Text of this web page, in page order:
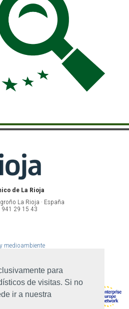
para
de visitas. Si no
ir a nuestra
de La Rioja
La Rioja · España
941 29 15 43
medioambiente